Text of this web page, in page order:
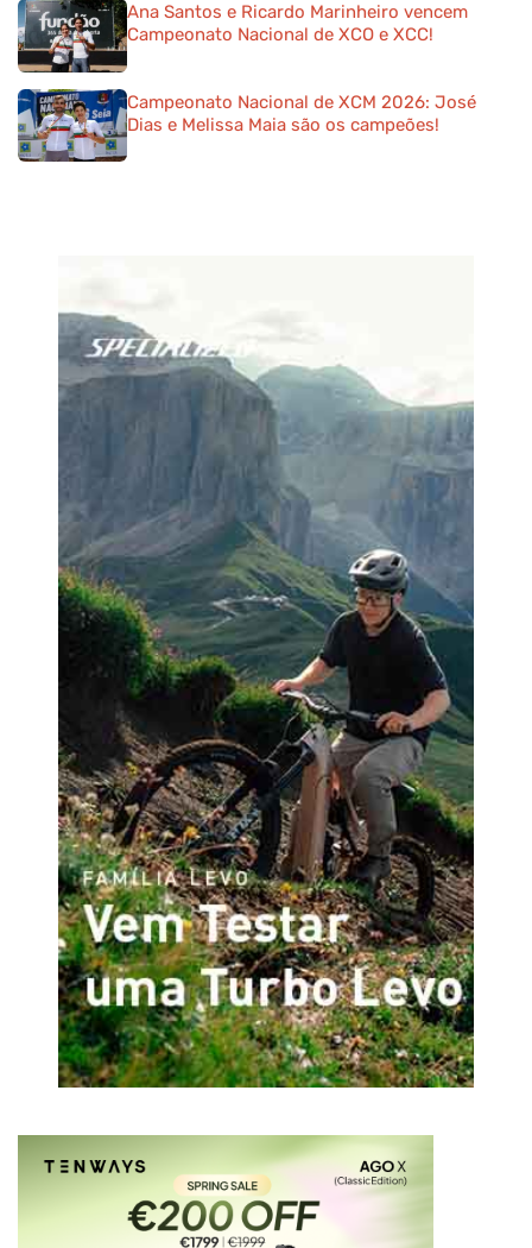
Ana Santos e Ricardo Marinheiro vencem
Campeonato Nacional de XCO e XCC!
Campeonato Nacional de XCM 2026: José
Dias e Melissa Maia são os campeões!